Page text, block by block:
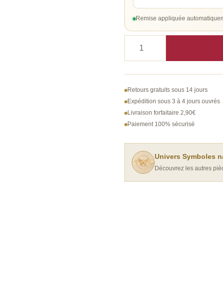
Remise appliquée
asymétriques
Pétales
de
Fleurs
Retours gratuits sous 14 jours
Expédition sous 3 à 4 jours ouvrés
Livraison forfaitaire 2,90€
Paiement 100% sécurisé
Univers Symboles
Découvrez les autres